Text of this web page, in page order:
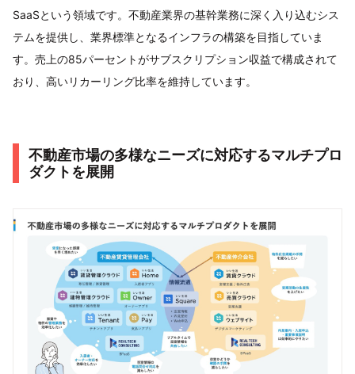
SaaSという領域です。不動産業界の基幹業務に深く入り込むシス
テムを提供し、業界標準となるインフラの構築を目指していま
す。売上の85パーセントがサブスクリプション収益で構成されて
おり、高いリカーリング比率を維持しています。
不動産市場の多様なニーズに対応するマルチプロ
ダクトを展開